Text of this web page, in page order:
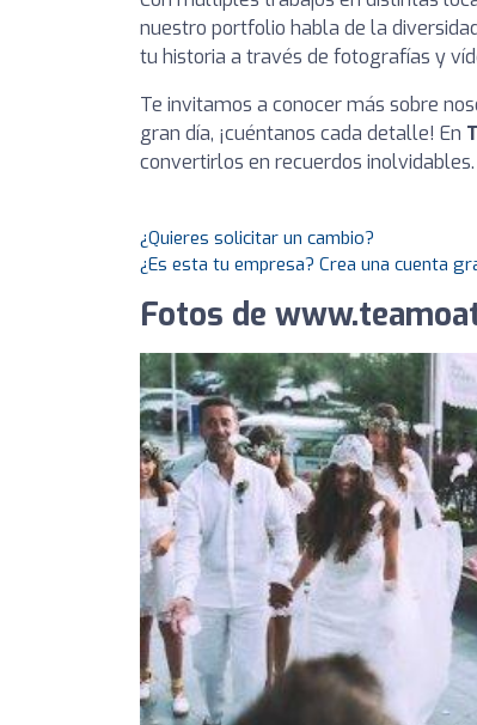
nuestro portfolio habla de la
tu historia a través de fotografías y
Te invitamos a conocer más sobre
gran día, ¡cuéntanos cada detalle! En
convertirlos en recuerdos inolvidables.
¿Quieres solicitar un cambio?
¿Es esta tu empresa? Crea una cuenta
Fotos de